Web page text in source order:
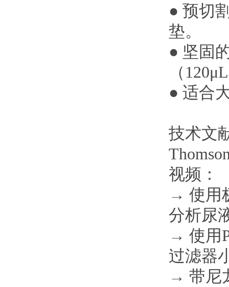
● 预切
垫。
● 坚固
（
● 适合
技术文
视频：
→ 使用
分析尿
→ 使用
过滤器
→ 带尼